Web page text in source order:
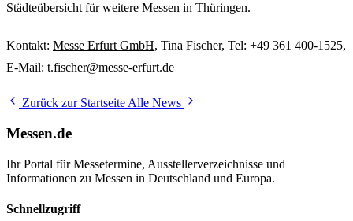
Städteübersicht für weitere Messen in Thüringen.
Kontakt: Messe Erfurt GmbH, Tina Fischer, Tel: +49 361 400-1525,
E-Mail: t.fischer@messe-erfurt.de
Zurück zur Startseite Alle News
Messen.de
Ihr Portal für Messetermine, Ausstellerverzeichnisse und
Informationen zu Messen in Deutschland und Europa.
Schnellzugriff